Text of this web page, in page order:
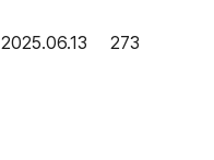
2025.06.13 273